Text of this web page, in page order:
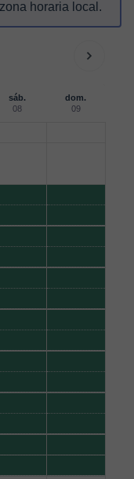
horaria local.
sáb.
08
dom.
09